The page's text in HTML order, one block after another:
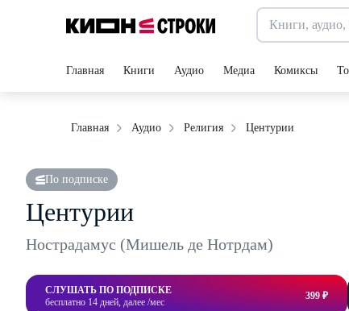
Главная Книги Аудио Медиа Комиксы
Главная Аудио Религия Центурии
По подписке
Центурии
Нострадамус (Мишель де Нотрдам)
СЛУШАТЬ ПО ПОДПИСКЕ
бесплатно 14 дней, далее /мес
399 ₽